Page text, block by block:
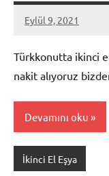
Eylül 9, 2021
Mustafa
Türkkonutta ikinci
nakit alıyoruz
Devamını oku
İkinci El Eşya